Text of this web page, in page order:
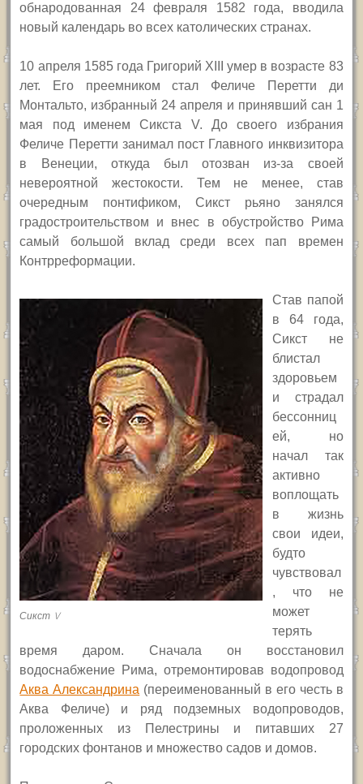
обнародованная 24 февраля 1582 года, вводила
новый календарь во всех католических странах.
10 апреля 1585 года Григорий XIIIумер в возрасте 83
лет. Его преемником стал Феличе Перетти ди
Монтальто, избранный 24 апреля и принявший сан 1
мая под именем Сикста V. До своего избрания
Феличе Перетти занимал пост Главного инквизитора
в Венеции, откуда был отозван из-за своей
невероятной жестокости. Тем не менее, став
очередным понтификом, Сикст рьяно занялся
градостроительством и внес в обустройство Рима
самый большой вклад среди всех пап времен
Контрреформации.
Сикст V
Став папой
в 64 года,
Сикст не
блистал
здоровьем
и страдал
бессонниц
ей, но
начал так
активно
воплощать
в жизнь
свои идеи,
будто
чувствовал
, что не
может
терять
время даром. Сначала он восстановил
водоснабжение Рима, отремонтировав водопровод
Аква Александрина (переименованный в его честь в
Аква Феличе) и ряд подземных водопроводов,
проложенных из Пелестрины и питавших 27
городских фонтанов и множество садов и домов.